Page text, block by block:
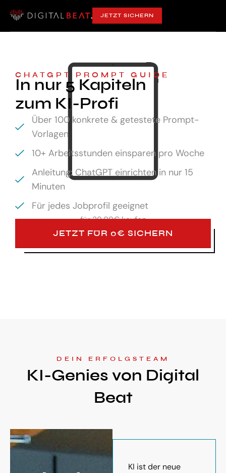
JETZT SICHERN
CHATGPT PROMPT GUIDE
In nur 5 Kapiteln
zum KI-Profi
Über 100 konkrete & getestete Prompt-
Vorlagen
10+ Arbeitsstunden einsparen pro Woche
Anleitung: ChatGPT einrichten in nur 15
Minuten
Für jedes Jobprofil geeignet
für29,99€ kaufen
JETZT FÜR 0€ SICHERN
DEIN ERFOLGSTEAM
KI-Genies von Digital
Beat
KI ist der neue